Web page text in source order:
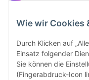
Wie wir Cookies
Durch Klicken auf
Einsatz folgender
Sie können die
(Fingerabdruck-Icon
Sicher bezahlen via: